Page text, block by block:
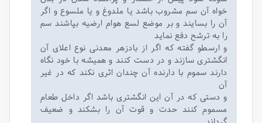
خواه آن سم مشروب باشد یا ملدوغ و یا ملسوع و اگر
آن را بسایند و بر موضع لسع هوام ارضیه بپاشند سم
را به‌ ترشح دفع نماید
و ارسطو گفته که اگر از بادزهر معدنی نوع اعلای آن
انگشتری سازند و در دست کنند و همیشه با خود نگاه
دارند سموم با دارنده آن چندان اثری نکند که در غیر
آن
و دستی که در آن این انگشتری باشد اگر داخل طعام
مسموم کنند حدت و قوت آن را بشکند و ضعیف